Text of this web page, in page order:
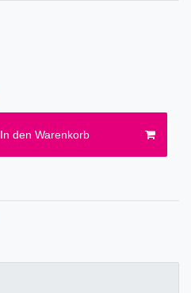
In den Warenkorb